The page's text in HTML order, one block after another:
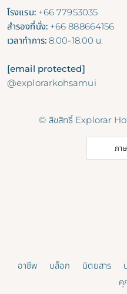
โรงแรม: +66 77953035
สำรองที่นั่ง: +66 888664156
เวลาทำการ:8.00-18.00 น.
[email protected]
@explorarkohsamui
© ลิขสิทธิ์ Explorar
ภา
อาชีพ บล็อก นิตยสาร
คุ